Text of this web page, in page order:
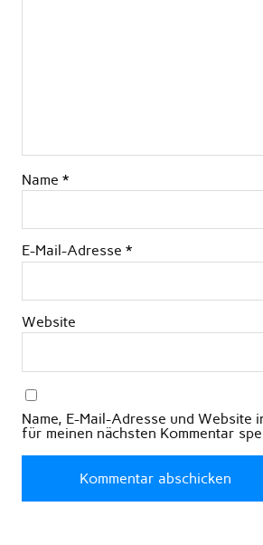
Name *
E-Mail-Adresse *
Website
Name, E-Mail-Adresse und Website
für meinen nächsten Kommentar